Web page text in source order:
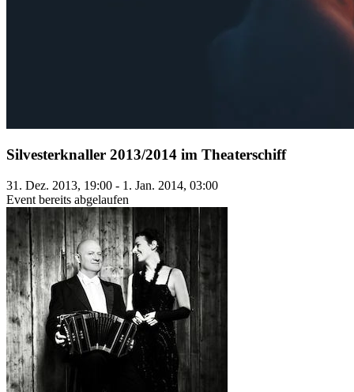
Silvesterknaller 2013/2014 im Theaterschiff
31. Dez. 2013, 19:00 - 1. Jan. 2014, 03:00
Event bereits abgelaufen